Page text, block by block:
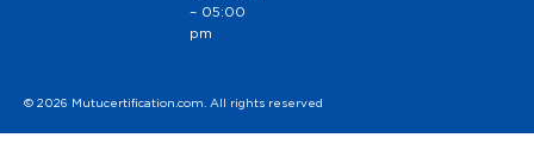
– 05:00
pm
© 2026 Mutucertification.com. All rights reserved